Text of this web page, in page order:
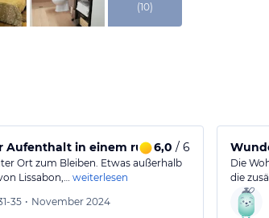
(10)
Aufenthalt in einem ruhigen Aparthotel in
6,0 / 6
Ort zum Bleiben. Etwas außerhalb
Lissabon,… weiterlesen
35 • November 2024
Die
die